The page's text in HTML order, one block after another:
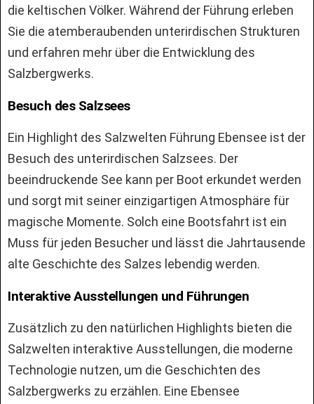
die keltischen Völker. Während der Führung erleben
Sie die atemberaubenden unterirdischen Strukturen
und erfahren mehr über die Entwicklung des
Salzbergwerks.
Besuch des Salzsees
Ein Highlight des Salzwelten Führung Ebensee ist der
Besuch des unterirdischen Salzsees. Der
beeindruckende See kann per Boot erkundet werden
und sorgt mit seiner einzigartigen Atmosphäre für
magische Momente. Solch eine Bootsfahrt ist ein
Muss für jeden Besucher und lässt die Jahrtausende
alte Geschichte des Salzes lebendig werden.
Interaktive Ausstellungen und Führungen
Zusätzlich zu den natürlichen Highlights bieten die
Salzwelten interaktive Ausstellungen, die moderne
Technologie nutzen, um die Geschichten des
Salzbergwerks zu erzählen. Eine Ebensee